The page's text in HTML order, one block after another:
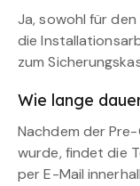
Ja, sowohl für
die
zum
Wie lange
Nachdem der
wurde, findet die
per E-Mail